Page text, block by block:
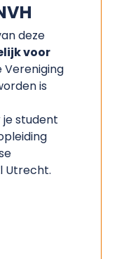
deze
voor
Vereniging
is
student
Utrecht.